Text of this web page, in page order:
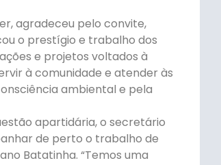
agradeceu pelo convite,
o prestígio e trabalho dos
e projetos voltados à
à comunidade e atender às
ambiental e pela
apartidária, o secretário
de perto o trabalho de
Batatinha. “Temos uma